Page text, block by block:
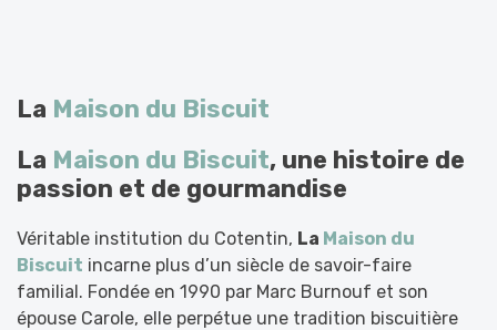
La Maison du Biscuit
La Maison du Biscuit, une histoire de
passion et de gourmandise
Véritable institution du Cotentin, La Maison du
Biscuit incarne plus d’un siècle de savoir-faire
familial. Fondée en 1990 par Marc Burnouf et son
épouse Carole, elle perpétue une tradition biscuitière